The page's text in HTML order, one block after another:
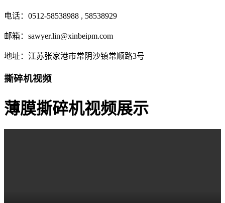
电话：0512-58538988 , 58538929
邮箱：sawyer.lin@xinbeipm.com
地址：江苏张家港市常阴沙镇常顺路3号
撕碎机视频
薄膜撕碎机视频展示